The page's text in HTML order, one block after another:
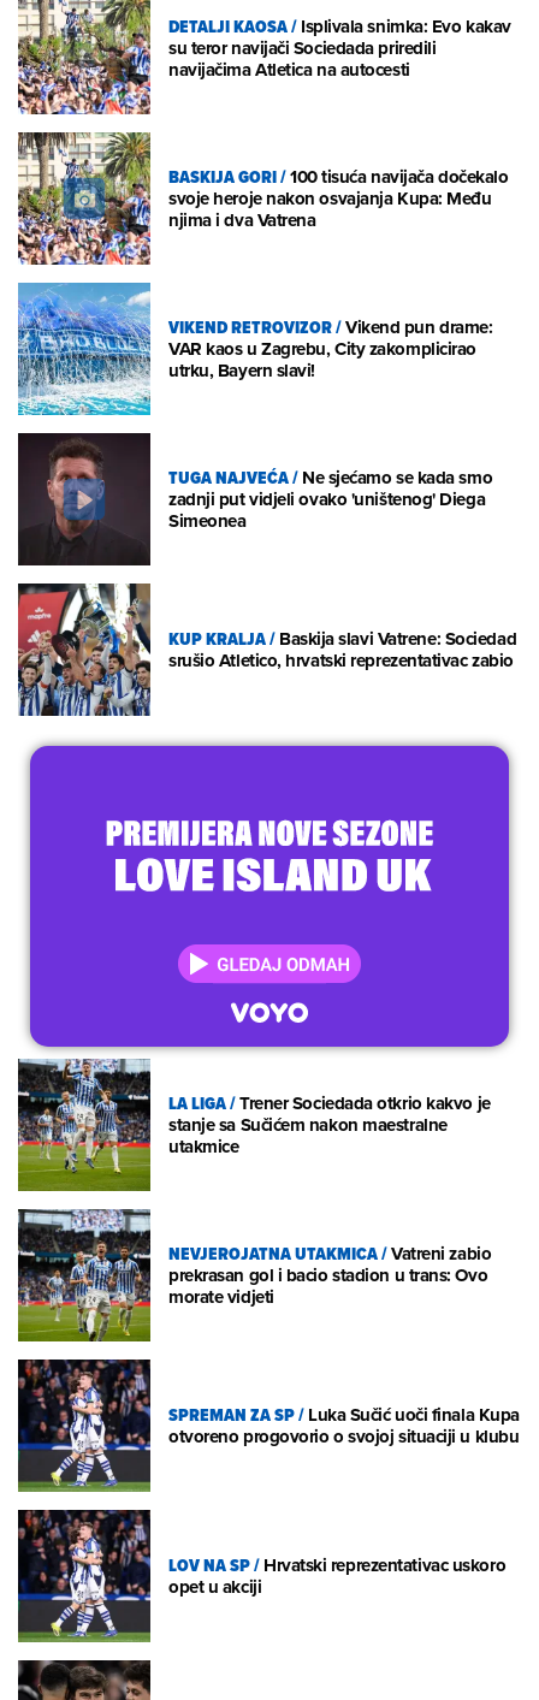
DETALJI KAOSA/Isplivala snimka: Evo kakav
su teror navijači Sociedada priredili
navijačima Atletica na autocesti
BASKIJA GORI/100 tisuća navijača dočekalo
svoje heroje nakon osvajanja Kupa: Među
njima i dva Vatrena
VIKEND RETROVIZOR/Vikend pun drame:
VAR kaos u Zagrebu, City zakomplicirao
utrku, Bayern slavi!
TUGA NAJVEĆA/Ne sjećamo se kada smo
zadnji put vidjeli ovako 'uništenog' Diega
Simeonea
KUP KRALJA/Baskija slavi Vatrene: Sociedad
srušio Atletico, hrvatski reprezentativac zabio
LA LIGA/Trener Sociedada otkrio kakvo je
stanje sa Sučićem nakon maestralne
utakmice
NEVJEROJATNA UTAKMICA/Vatreni zabio
prekrasan gol i bacio stadion u trans: Ovo
morate vidjeti
SPREMAN ZA SP/Luka Sučić uoči finala Kupa
otvoreno progovorio o svojoj situaciji u klubu
LOV NA SP/Hrvatski reprezentativac uskoro
opet u akciji